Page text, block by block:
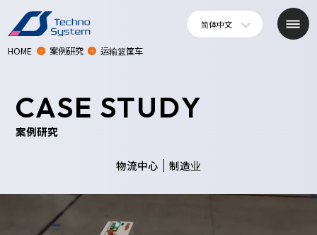
简体中文
HOME 案例研究 运输篮筐车
CASE STUDY
案例研究
物流中心 制造业